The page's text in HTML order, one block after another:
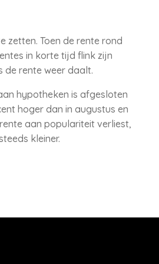
zetten. Toen de rente rond
in korte tijd flink zijn
de rente weer daalt.
hypotheken is afgesloten
hoger dan in augustus en
aan populariteit verliest,
kleiner.